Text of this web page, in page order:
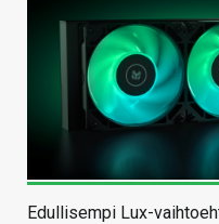
Edullisempi Lux-